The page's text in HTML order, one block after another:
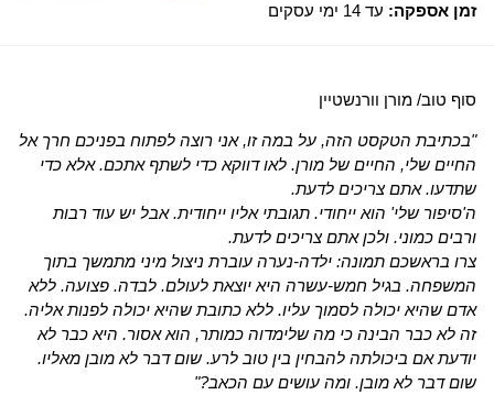
זמן אספקה: עד 14 ימי עסקים
סוף טוב/ מורן וורנשטיין
"בכתיבת הטקסט הזה, על במה זו, אני רוצה לפתוח בפניכם חרך אל
החיים שלי, החיים של מורן. לאו דווקא כדי לשתף אתכם. אלא כדי
שתדעו. אתם צריכים לדעת.
ה'סיפור שלי' הוא ייחודי. תגובתי אליו ייחודית. אבל יש עוד רבות
ורבים כמוני. ולכן אתם צריכים לדעת.
צרו בראשכם תמונה: ילדה-נערה עוברת ניצול מיני מתמשך בתוך
המשפחה. בגיל חמש-עשרה היא יוצאת לעולם. לבדה. פצועה. ללא
אדם שהיא יכולה לסמוך עליו. ללא כתובת שהיא יכולה לפנות אליה.
זה לא כבר הבינה כי מה שלימדוה כמותר, הוא אסור. היא כבר לא
יודעת אם ביכולתה להבחין בין טוב לרע. שום דבר לא מובן מאליו.
שום דבר לא מובן. ומה עושים עם הכאב?"